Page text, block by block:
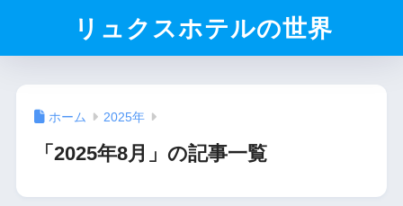
リュクスホテルの世界
ホーム 2025年
「2025年8月」の記事一覧